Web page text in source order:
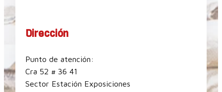
Dirección
Punto de atención:
Cra 52 # 36 41
Sector Estación Exposiciones